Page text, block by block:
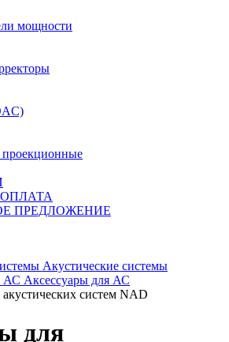
мощности
ПРЕДЛОЖЕНИЕ
Акустические системы
АС Аксессуары для АС
систем NAD
для